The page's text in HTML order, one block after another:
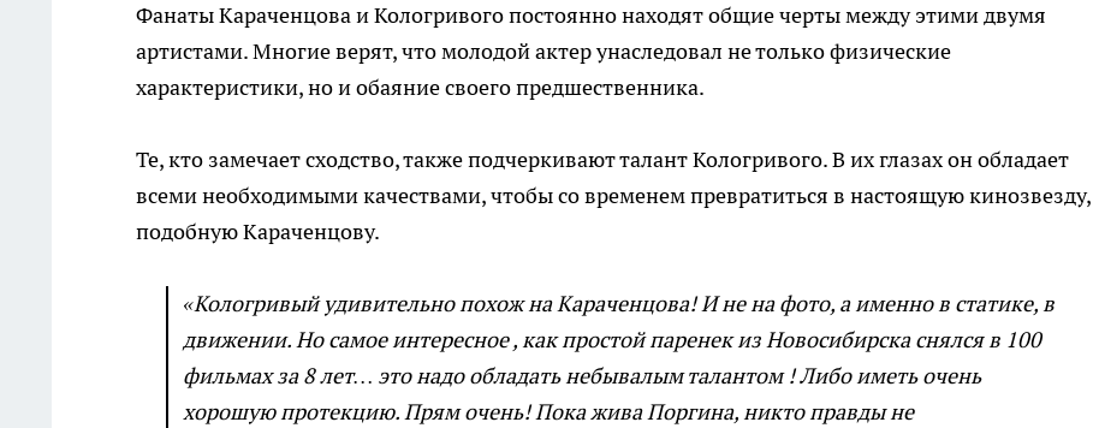
Фанаты Караченцова и Кологривого постоянно находят общие черты между этими двумя
артистами. Многие верят, что молодой актер унаследовал не только физические
характеристики, но и обаяние своего предшественника.
Те, кто замечает сходство, также подчеркивают талант Кологривого. В их глазах он обладает
всеми необходимыми качествами, чтобы со временем превратиться в настоящую кинозвезду,
подобную Караченцову.
«Кологривый удивительно похож на Караченцова! И не на фото, а именно в статике, в
движении. Но самое интересное , как простой паренек из Новосибирска снялся в 100
фильмах за 8 лет… это надо обладать небывалым талантом ! Либо иметь очень
хорошую протекцию. Прям очень! Пока жива Поргина, никто правды не